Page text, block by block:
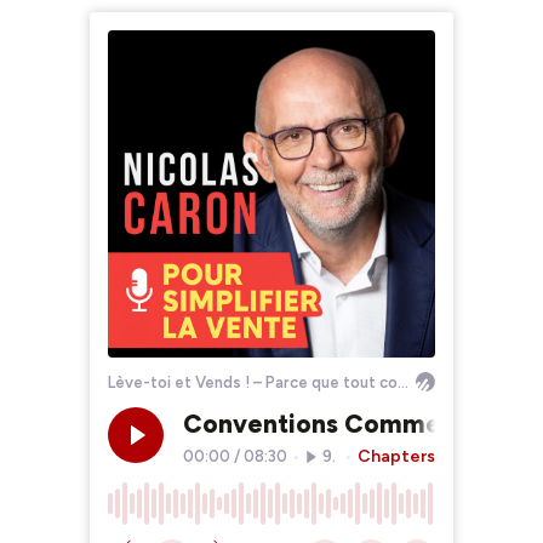
Lève-toi et Vends ! – Parce que tout commence toujours par une vente ...
Conventions Commerciales
00:00 / 08:30 982 Chapters